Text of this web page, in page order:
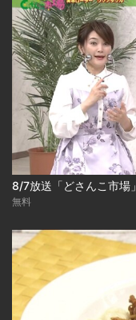
8/7放送「どさんこ市場」
無料